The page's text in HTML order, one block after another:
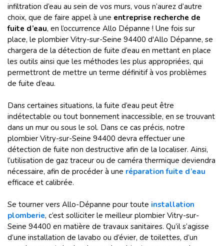
infiltration d’eau au sein de vos murs, vous n’aurez d’autre
choix, que de faire appel à une entreprise recherche de
fuite d’eau, en l’occurrence Allo Dépanne ! Une fois sur
place, le plombier Vitry-sur-Seine 94400 d'Allo Dépanne, se
chargera de la détection de fuite d’eau en mettant en place
les outils ainsi que les méthodes les plus appropriées, qui
permettront de mettre un terme définitif à vos problèmes
de fuite d’eau.
Dans certaines situations, la fuite d’eau peut être
indétectable ou tout bonnement inaccessible, en se trouvant
dans un mur ou sous le sol. Dans ce cas précis, notre
plombier Vitry-sur-Seine 94400 devra effectuer une
détection de fuite non destructive afin de la localiser. Ainsi,
l’utilisation de gaz traceur ou de caméra thermique deviendra
nécessaire, afin de procéder à une réparation fuite d’eau
efficace et calibrée.
Se tourner vers Allo-Dépanne pour toute installation
plomberie, c’est solliciter le meilleur plombier Vitry-sur-
Seine 94400 en matière de travaux sanitaires. Qu’il s’agisse
d’une installation de lavabo ou d’évier, de toilettes, d’un